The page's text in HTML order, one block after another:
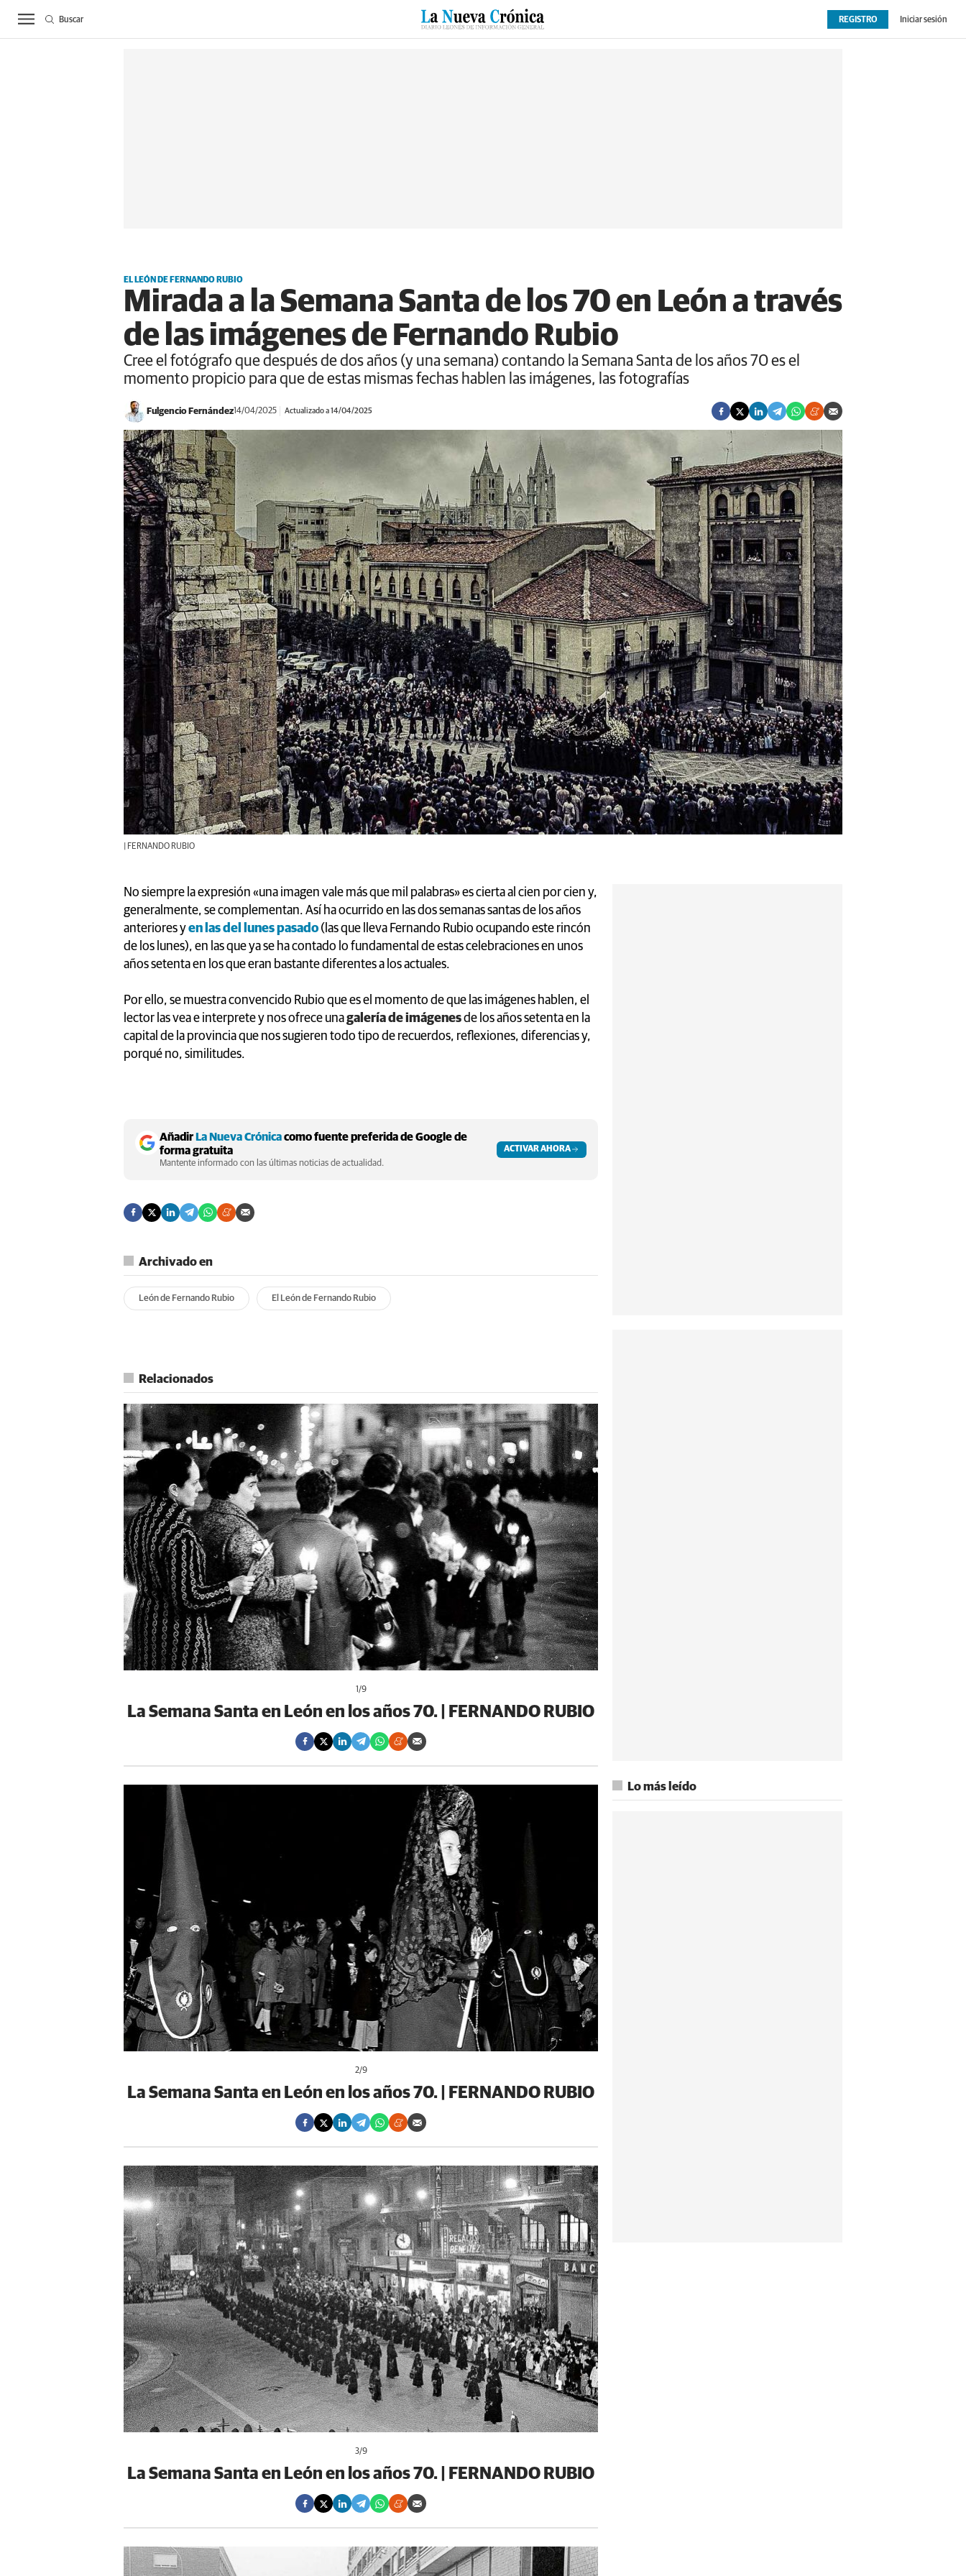
ACTUALIDAD BIERZO SUCESOS CULTURAS ESPECIALES DEPORTES OPINIÓN EXTRAS
REGISTRO Iniciar sesión
Buscar
EL LEÓN DE FERNANDO RUBIO
Mirada a la Semana Santa de los 70 en León a través
de las imágenes de Fernando Rubio
Cree el fotógrafo que después de dos años (y una semana) contando la Semana Santa de los años 70 es el
momento propicio para que de estas mismas fechas hablen las imágenes, las fotografías
Fulgencio Fernández14/04/2025 Actualizado a 14/04/2025
| FERNANDO RUBIO
No siempre la expresión «una imagen vale más que mil palabras» es cierta al cien por cien y,
generalmente, se complementan. Así ha ocurrido en las dos semanas santas de los años
anteriores yen las del lunes pasado (las que lleva Fernando Rubio ocupando este rincón
de los lunes), en las que ya se ha contado lo fundamental de estas celebraciones en unos
años setenta en los que eran bastante diferentes a los actuales.
Por ello, se muestra convencido Rubio que es el momento de que las imágenes hablen, el
lector las vea e interprete y nos ofrece unagalería de imágenesde los años setenta en la
capital de la provincia que nos sugieren todo tipo de recuerdos, reflexiones, diferencias y,
porqué no, similitudes.
AñadirLa Nueva Crónicacomo fuente preferida de Google de
forma gratuita
Mantente informado con las últimas noticias de actualidad.
ACTIVAR AHORA
Archivado en
León de Fernando Rubio El León de Fernando Rubio
Relacionados
1/9
La Semana Santa en León en los años 70. | FERNANDO RUBIO
2/9
La Semana Santa en León en los años 70. | FERNANDO RUBIO
3/9
La Semana Santa en León en los años 70. | FERNANDO RUBIO
Lo más leído